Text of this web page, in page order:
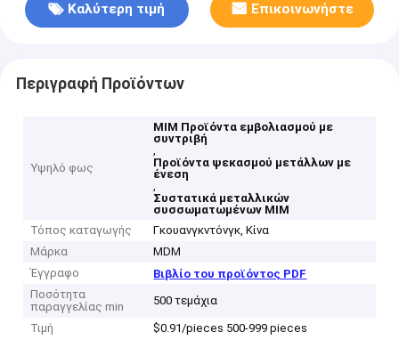
Καλύτερη τιμή Επικοινωνήστε
Περιγραφή Προϊόντων
Υψηλό φως
ΜΙΜ Προϊόντα εμβολιασμού με
συντριβή
,
Προϊόντα ψεκασμού μετάλλων με
ένεση
,
Συστατικά μεταλλικών
συσσωματωμένων MIM
Τόπος καταγωγής
Γκουανγκντόνγκ, Κίνα
Μάρκα
MDM
Έγγραφο
Βιβλίο του προϊόντος PDF
Ποσότητα
παραγγελίας min
500 τεμάχια
Τιμή $0.91/pieces 500-999 pieces